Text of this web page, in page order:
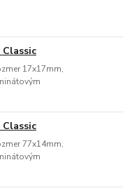
17x17mm,
77x14mm,